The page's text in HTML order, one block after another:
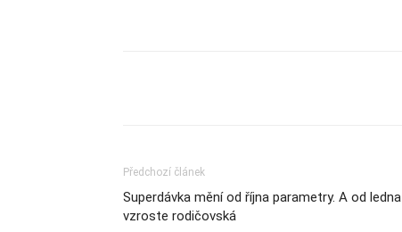
Předchozí článek
Superdávka mění od října parametry. A od ledna
vzroste rodičovská